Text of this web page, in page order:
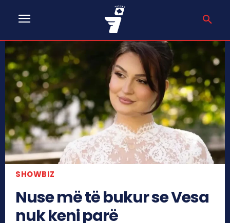
SHOWBIZ
Nuse më të bukur se Vesa
nuk keni parë